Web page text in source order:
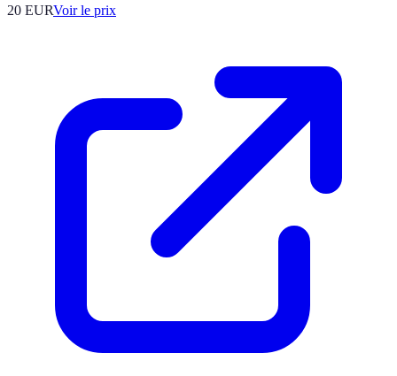
20 EURVoir le prix